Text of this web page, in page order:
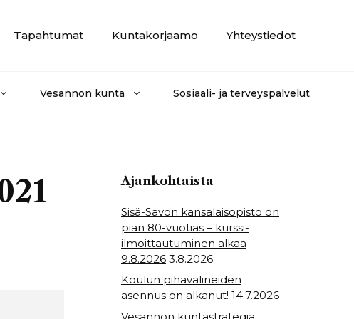
Tapahtumat Kuntakorjaamo Yhteystiedot
Vesannon kunta Sosiaali- ja terveyspalvelut
Ajankohtaista
Sisä-Savon kansalaisopisto on
pian 80-vuotias – kurssi-
ilmoittautuminen alkaa
9.8.2026 3.8.2026
Koulun pihavälineiden
asennus on alkanut! 14.7.2026